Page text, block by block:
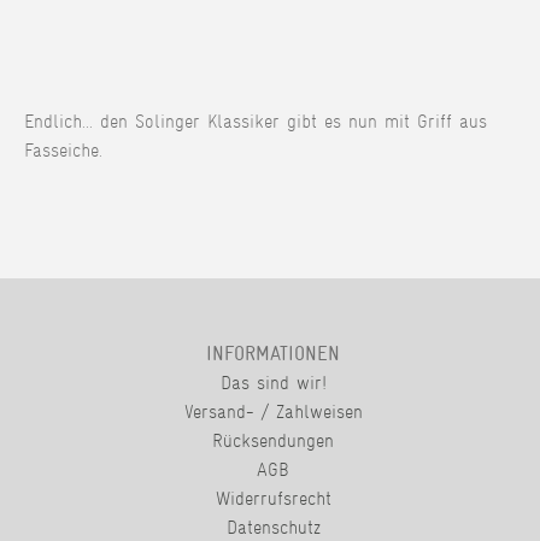
Endlich... den Solinger Klassiker gibt es nun mit Griff aus
Fasseiche.
INFORMATIONEN
Das sind wir!
Versand- / Zahlweisen
Rücksendungen
AGB
Widerrufsrecht
Datenschutz